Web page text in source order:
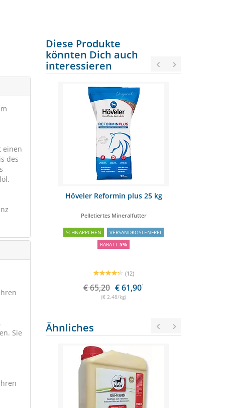
einen
des
Sie
Diese Produkte
könnten Dich auch
interessieren
Höveler Reformin plus 25 kg
Pelletiertes Mineralfutter
SCHNÄPPCHEN
VERSANDKOSTENFREI
RABATT 5%
(12)
€ 65,20 € 61,901
(€ 2,48/kg)
Ähnliches